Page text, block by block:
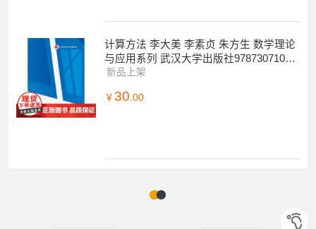
计算方法 李大美 李素贞 朱方生 数学理论
与应用系列 武汉大学出版社97873071018
38商城正版
新品上架
￥ 30.00